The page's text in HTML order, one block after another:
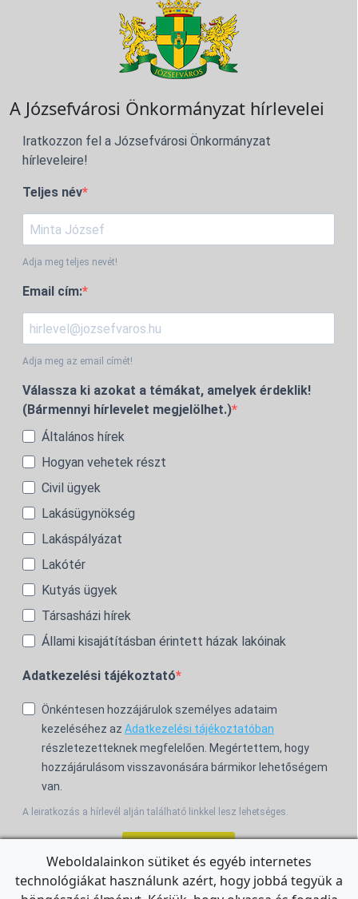
A Józsefvárosi Önkormányzat hírlevelei
Iratkozzon fel a Józsefvárosi Önkormányzat
hírleveleire!
Teljes név
Adja meg teljes nevét!
Email cím:
Adja meg az email címét!
Válassza ki azokat a témákat, amelyek érdeklik!
(Bármennyi hírlevelet megjelölhet.)
Általános hírek
Hogyan vehetek részt
Civil ügyek
Lakásügynökség
Lakáspályázat
Lakótér
Kutyás ügyek
Társasházi hírek
Állami kisajátításban érintett házak lakóinak
Adatkezelési tájékoztató
Önkéntesen hozzájárulok személyes adataim
kezeléséhez az Adatkezelési tájékoztatóban
részletezetteknek megfelelően. Megértettem, hogy
hozzájárulásom visszavonására bármikor lehetőségem
van.
A leiratkozás a hírlevél alján található linkkel lesz lehetséges.
For the English Newsletter, clickHERE.
Weboldalainkon sütiket és egyéb internetes
technológiákat használunk azért, hogy jobbá tegyük a